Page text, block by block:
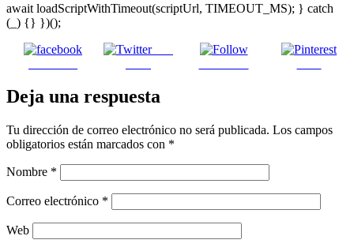
await loadScriptWithTimeout(scriptUrl, TIMEOUT_MS); } catch
(_) {} })();
Post
Deja una respuesta
Tu dirección de correo electrónico no será publicada. Los campos
obligatorios están marcados con *
Nombre *
Correo electrónico *
Web